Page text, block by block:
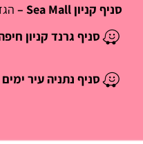
סניף קניון Sea Mall –
סניף גרנד קניון
סניף נתניה עיר